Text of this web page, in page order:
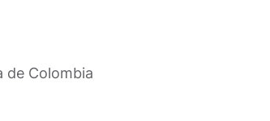
de Colombia